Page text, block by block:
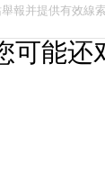
報并提供有效線
可能还